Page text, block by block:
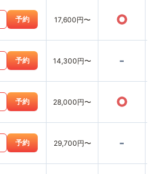
予約 17,600円〜 ○
予約 14,300円〜 -
予約 28,000円〜 ○
予約 29,700円〜 -